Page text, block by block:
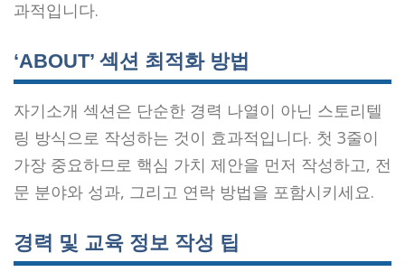
과적입니다.
‘ABOUT’ 섹션 최적화 방법
자기소개 섹션은 단순한 경력 나열이 아닌 스토리텔
링 방식으로 작성하는 것이 효과적입니다. 첫 3줄이
가장 중요하므로 핵심 가치 제안을 먼저 작성하고, 전
문 분야와 성과, 그리고 연락 방법을 포함시키세요.
경력 및 교육 정보 작성 팁